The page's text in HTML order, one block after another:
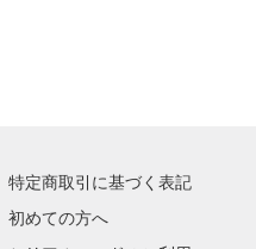
特定商取引に基づく表記
初めての方へ